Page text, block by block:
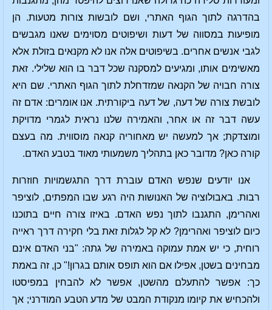
בהדרגה לתוך הגוף האתרי, ושם לובשות צורות מטעות. הן
מופיעות במסווה של דעות ושיפוטים מסוימים שאנו מגבשים
לגבי אנשים אחרים. בשיפוטים אלה אנו לא מקנאים בזולת אלא
מאשימים אותו, ומגיעים למסקנה שכל דבר בו הוא שלילי. זאת
צורה חבויה של הקנאה שמזדחלת לתוך הגוף האתרי. שם היא
לובשת צורה של דעה, של דעה ביקורתית. אנו אומרים: אדם זה
עשה דבר זה או אחר, והאמירה שלנו נראית לגמרי מדויקת
ומוצדקת; אך למעשה יש מאחוריה קנאה מוסווית. מה בעצם
קורה כאן? מדובר כאן בתהליך משמעותי מאוד בטבע האדם.
אנו יודעים שנפש האדם עוברת דרך התגשמויות חוזרות
רבות. באבולוציה של האנושות היה רגע שבו המפתים, לוציפר
ואהרימן, התגנבו לתוך נפש האדם. באיזו צורה חיים בתוכנו
כיום לוציפר ואהרימן? לא קל לגלות זאת בלי חקירה דרך ראייה
רוחית, כי יש אמת עמוקה באמירה של גתה: "בני האדם אינם
מבחינים בשטן, אפילו אם הוא תופס אותם בגרון!" כן, זה באמת
כך: אפשר להתעלם מהשטן, אפשר לא להבחין במפיסטו
ולהכחיש את קיומו מנקודת המבט של מדע הטבע המודרני; אך